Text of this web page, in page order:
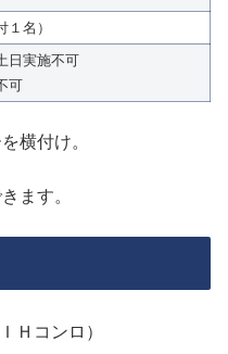
名）
日実施不可
可
横付け。
ます。
Ｈコンロ）